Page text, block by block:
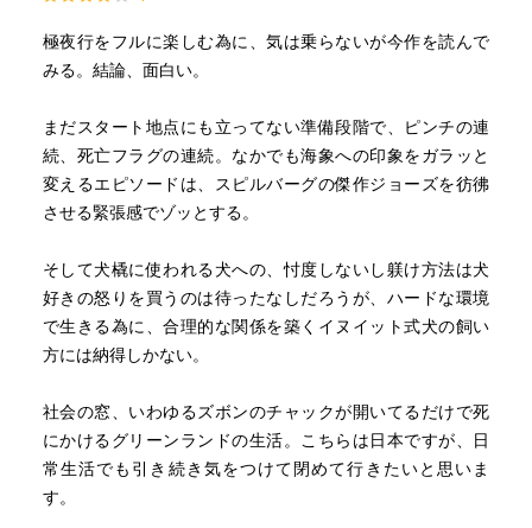
極夜行をフルに楽しむ為に、気は乗らないが今作を読んで
みる。結論、面白い。
まだスタート地点にも立ってない準備段階で、ピンチの連
続、死亡フラグの連続。なかでも海象への印象をガラッと
変えるエピソードは、スピルバーグの傑作ジョーズを彷彿
させる緊張感でゾッとする。
そして犬橇に使われる犬への、忖度しないし躾け方法は犬
好きの怒りを買うのは待ったなしだろうが、ハードな環境
で生きる為に、合理的な関係を築くイヌイット式犬の飼い
方には納得しかない。
社会の窓、いわゆるズボンのチャックが開いてるだけで死
にかけるグリーンランドの生活。こちらは日本ですが、日
常生活でも引き続き気をつけて閉めて行きたいと思いま
す。